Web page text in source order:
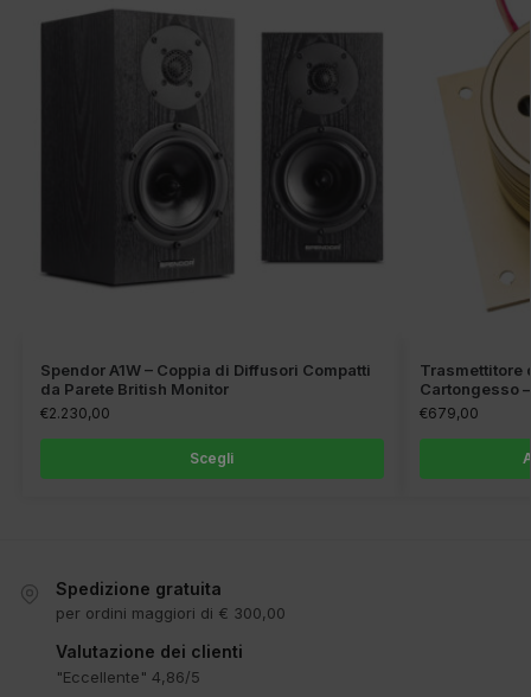
Spendor A1W – Coppia di Diffusori Compatti
da Parete British Monitor
€2.230,00
Scegli
Trasmettitore
Cartongesso
€679,00
Spedizione gratuita
per ordini maggiori di € 300,00
Valutazione dei clienti
"Eccellente" 4,86/5